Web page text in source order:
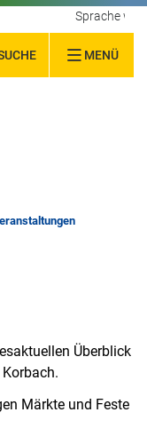
MENÜ
Sprache
Überblick
Märkte und Feste